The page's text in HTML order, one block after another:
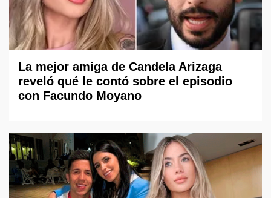
La mejor amiga de Candela Arizaga
reveló qué le contó sobre el episodio
con Facundo Moyano